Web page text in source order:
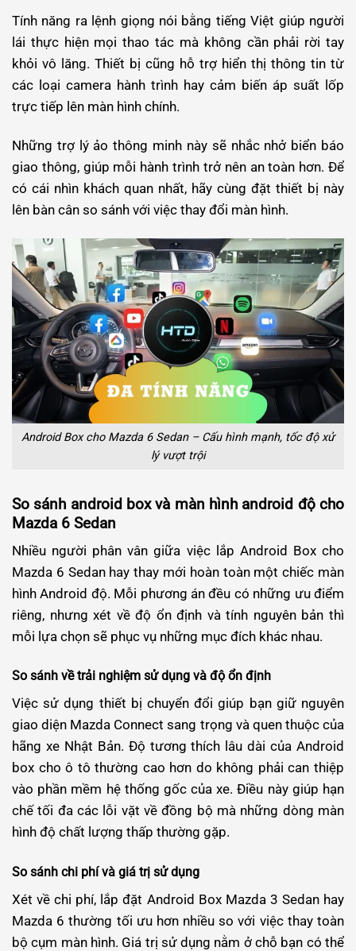
Tính năng ra lệnh giọng nói bằng tiếng Việt giúp người
lái thực hiện mọi thao tác mà không cần phải rời tay
khỏi vô lăng. Thiết bị cũng hỗ trợ hiển thị thông tin từ
các loại camera hành trình hay cảm biến áp suất lốp
trực tiếp lên màn hình chính.
Những trợ lý ảo thông minh này sẽ nhắc nhở biển báo
giao thông, giúp mỗi hành trình trở nên an toàn hơn. Để
có cái nhìn khách quan nhất, hãy cùng đặt thiết bị này
lên bàn cân so sánh với việc thay đổi màn hình.
Android Box cho Mazda 6 Sedan – Cấu hình mạnh, tốc độ xử
lý vượt trội
So sánh android box và màn hình android độ cho
Mazda 6 Sedan
Nhiều người phân vân giữa việc lắp Android Box cho
Mazda 6 Sedan hay thay mới hoàn toàn một chiếc màn
hình Android độ. Mỗi phương án đều có những ưu điểm
riêng, nhưng xét về độ ổn định và tính nguyên bản thì
mỗi lựa chọn sẽ phục vụ những mục đích khác nhau.
So sánh về trải nghiệm sử dụng và độ ổn định
Việc sử dụng thiết bị chuyển đổi giúp bạn giữ nguyên
giao diện Mazda Connect sang trọng và quen thuộc của
hãng xe Nhật Bản. Độ tương thích lâu dài của Android
box cho ô tô thường cao hơn do không phải can thiệp
vào phần mềm hệ thống gốc của xe. Điều này giúp hạn
chế tối đa các lỗi vặt về đồng bộ mà những dòng màn
hình độ chất lượng thấp thường gặp.
So sánh chi phí và giá trị sử dụng
Xét về chi phí, lắp đặt Android Box Mazda 3 Sedan hay
Mazda 6 thường tối ưu hơn nhiều so với việc thay toàn
bộ cụm màn hình. Giá trị sử dụng nằm ở chỗ bạn có thể